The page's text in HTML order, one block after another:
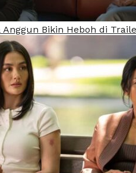
Anggun Bikin Heboh di